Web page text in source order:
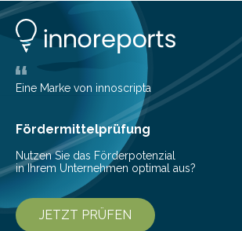
Lösungen interessieren. 1. Multibanking-
Konten auf einen Blick Viele Banken
ihrem Online-Banking eine
mit der sich Konten bei anderen Banken…
Eine Marke von innoscripta
Fördermittelprüfung
Nutzen Sie das Förderpotenzial
in Ihrem Unternehmen optimal aus?
JETZT PRÜFEN